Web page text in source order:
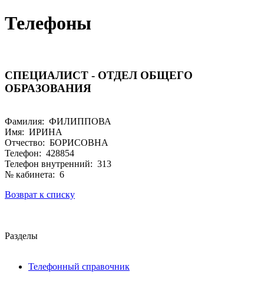
Телефоны
СПЕЦИАЛИСТ - ОТДЕЛ ОБЩЕГО
ОБРАЗОВАНИЯ
Фамилия: ФИЛИППОВА
Имя: ИРИНА
Отчество: БОРИСОВНА
Телефон: 428854
Телефон внутренний: 313
№ кабинета: 6
Возврат к списку
Разделы
Телефонный справочник